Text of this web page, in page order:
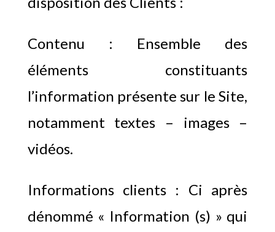
Contenu : Ensemble des
éléments constituants
l’information présente sur le Site,
notamment textes – images –
vidéos.
Informations clients : Ci après
dénommé « Information (s) » qui